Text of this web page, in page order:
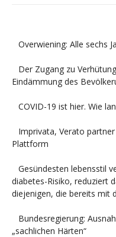
Overwiening: Alle sechs
Der Zugang zu
Eindämmung des
COVID-19 ist hier. Wie
Imprivata, Verato
Plattform
Gesündesten lebensstil
diabetes-Risiko, reduziert
diejenigen, die bereits mit
Bundesregierung:
„sachlichen Härten“